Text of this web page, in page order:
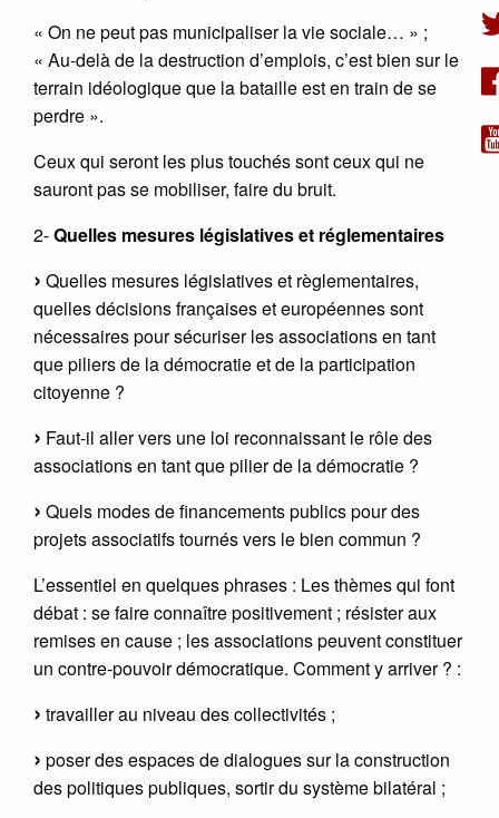
« On ne peut pas municipaliser la vie sociale… » ;
« Au-delà de la destruction d’emplois, c’est bien sur le
terrain idéologique que la bataille est en train de se
perdre ».
Ceux qui seront les plus touchés sont ceux qui ne
sauront pas se mobiliser, faire du bruit.
2-Quelles mesures législatives et réglementaires
Quelles mesures législatives et règlementaires,
quelles décisions françaises et européennes sont
nécessaires pour sécuriser les associations en tant
que piliers de la démocratie et de la participation
citoyenne ?
Faut-il aller vers une loi reconnaissant le rôle des
associations en tant que pilier de la démocratie ?
Quels modes de financements publics pour des
projets associatifs tournés vers le bien commun ?
L’essentiel en quelques phrases : Les thèmes qui font
débat : se faire connaître positivement ; résister aux
remises en cause ; les associations peuvent constituer
un contre-pouvoir démocratique. Comment y arriver ? :
travailler au niveau des collectivités ;
poser des espaces de dialogues sur la construction
des politiques publiques, sortir du système bilatéral ;